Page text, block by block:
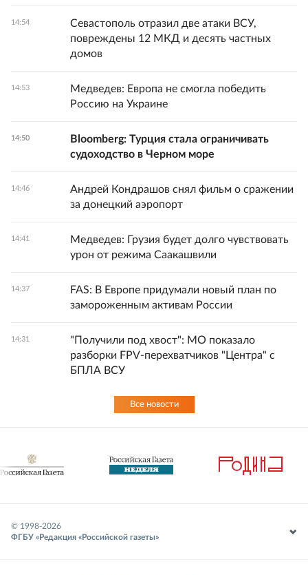
14:54
Севастополь отразил две атаки ВСУ,
повреждены 12 МКД и десять частных
домов
14:53
Медведев: Европа не смогла победить
Россию на Украине
14:50
Bloomberg: Турция стала ограничивать
судоходство в Черном море
14:46
Андрей Кондрашов снял фильм о сражении
за донецкий аэропорт
14:41
Медведев: Грузия будет долго чувствовать
урон от режима Саакашвили
14:37
FAS: В Европе придумали новый план по
замороженным активам России
14:31
"Получили под хвост": МО показало
разборки FPV-перехватчиков "Центра" с
БПЛА ВСУ
Все новости
© 1998-2026
ФГБУ «Редакция «Российской газеты»